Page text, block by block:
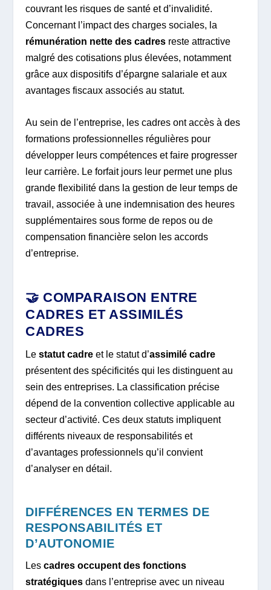
couvrant les risques de santé et d’invalidité.
Concernant l’impact des charges sociales, la
rémunération nette des cadres reste attractive
malgré des cotisations plus élevées, notamment
grâce aux dispositifs d’épargne salariale et aux
avantages fiscaux associés au statut.
Au sein de l’entreprise, les cadres ont accès à des
formations professionnelles régulières pour
développer leurs compétences et faire progresser
leur carrière. Le forfait jours leur permet une plus
grande flexibilité dans la gestion de leur temps de
travail, associée à une indemnisation des heures
supplémentaires sous forme de repos ou de
compensation financière selon les accords
d’entreprise.
🤝 COMPARAISON ENTRE
CADRES ET ASSIMILÉS
CADRES
Lestatut cadre et le statut d’assimilé cadre
présentent des spécificités qui les distinguent au
sein des entreprises. La classification précise
dépend de la convention collective applicable au
secteur d’activité. Ces deux statuts impliquent
différents niveaux de responsabilités et
d’avantages professionnels qu’il convient
d’analyser en détail.
DIFFÉRENCES EN TERMES DE
RESPONSABILITÉS ET
D’AUTONOMIE
Lescadres occupent des fonctions
stratégiques dans l’entreprise avec un niveau